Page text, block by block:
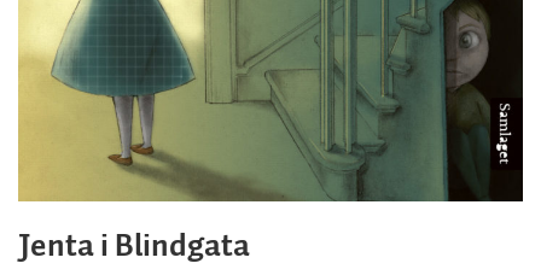
Jenta i Blindgata